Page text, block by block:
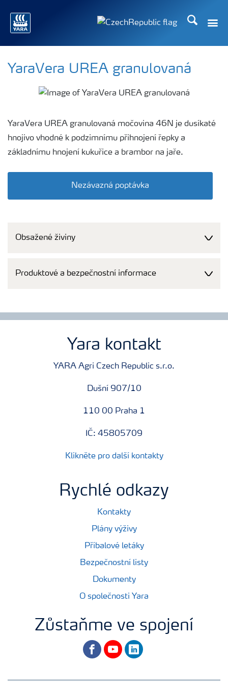
Hledat
YaraVera UREA granulovaná
YaraVera UREA granulovaná močovina 46N je dusíkaté
hnojivo vhodné k podzimnímu přihnojení řepky a
základnímu hnojení kukuřice a brambor na jaře.
Nezávazná poptávka
Obsažené živiny
Produktové a bezpečnostní informace
Yara kontakt
YARA Agri Czech Republic s.r.o.
Dušní 907/10
110 00 Praha 1
IČ: 45805709
Klikněte pro další kontakty
Rychlé odkazy
Kontakty
Plány výživy
Příbalové letáky
Bezpečnostní listy
Dokumenty
O společnosti Yara
Zůstaňme ve spojení
facebookyoutubelinkedin